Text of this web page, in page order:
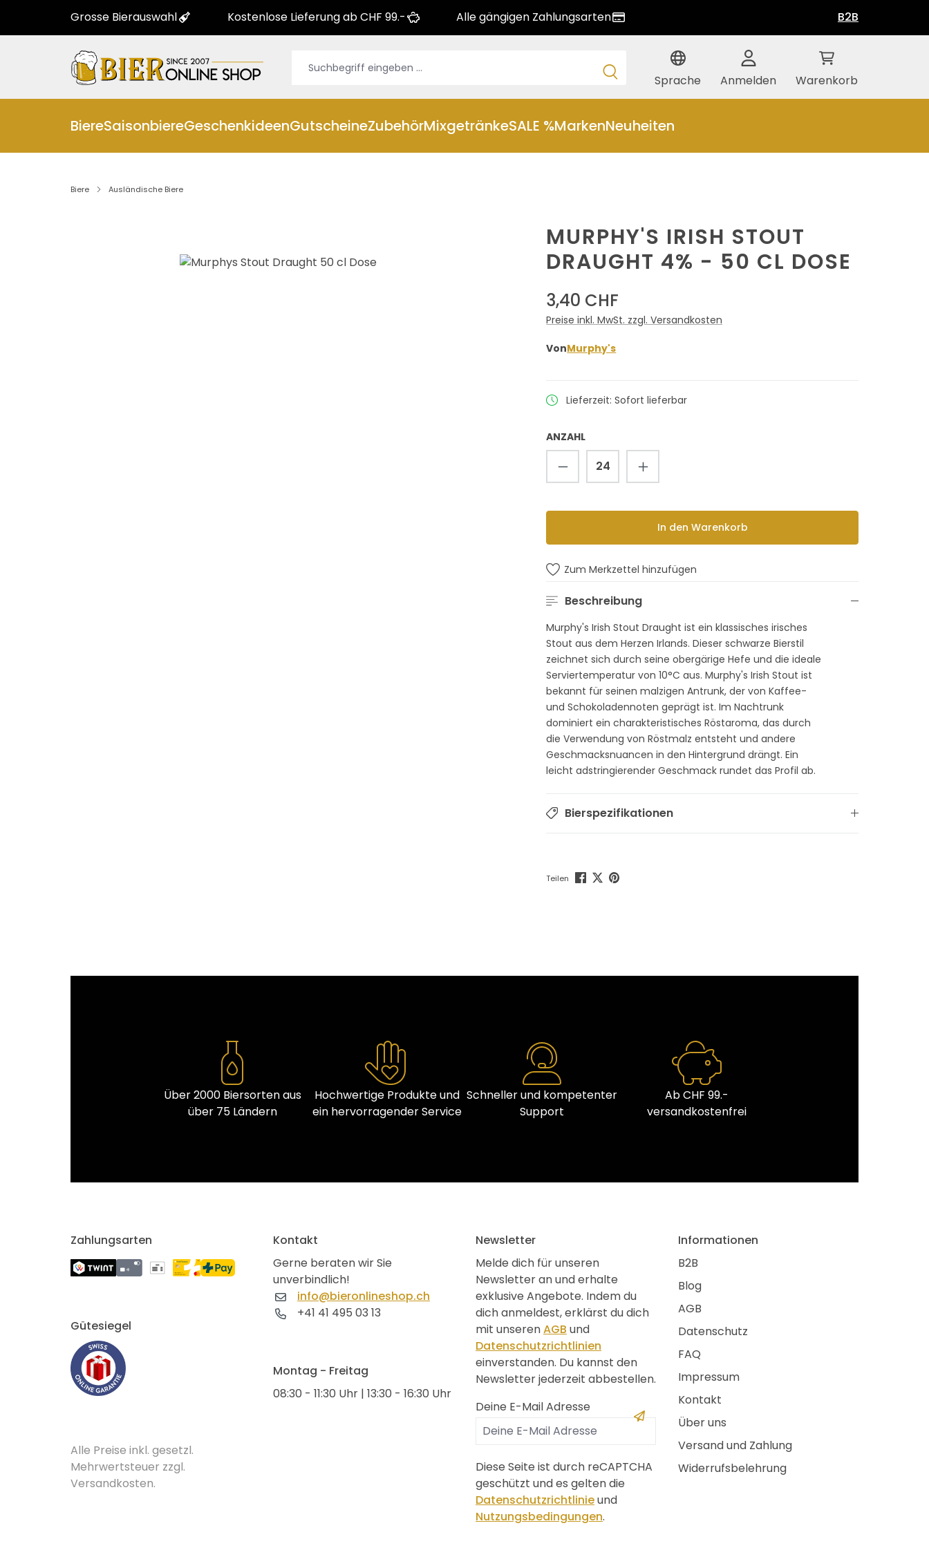
Grosse Bierauswahl Kostenlose Lieferung ab CHF 99.- Alle gängigen Zahlungsarten B2B
Sprache Anmelden Warenkorb
BiereSaisonbiereGeschenkideenGutscheineZubehörMixgetränkeSALE %MarkenNeuheiten
Biere Ausländische Biere
MURPHY'S IRISH STOUT
DRAUGHT 4% - 50 CL DOSE
3,40 CHF
Preise inkl. MwSt. zzgl. Versandkosten
VonMurphy's
Lieferzeit: Sofort lieferbar
ANZAHL
Produkt Anzahl: Gib den gewünschten Wert
In den Warenkorb
Zum Merkzettel hinzufügen
Beschreibung
Murphy's Irish Stout Draught ist ein klassisches irisches
Stout aus dem Herzen Irlands. Dieser schwarze Bierstil
zeichnet sich durch seine obergärige Hefe und die ideale
Serviertemperatur von 10°C aus. Murphy's Irish Stout ist
bekannt für seinen malzigen Antrunk, der von Kaffee-
und Schokoladennoten geprägt ist. Im Nachtrunk
dominiert ein charakteristisches Röstaroma, das durch
die Verwendung von Röstmalz entsteht und andere
Geschmacksnuancen in den Hintergrund drängt. Ein
leicht adstringierender Geschmack rundet das Profil ab.
Bierspezifikationen
Teilen
Über 2000 Biersorten aus
über 75 Ländern
Hochwertige Produkte und
ein hervorragender Service
Schneller und kompetenter
Support
Ab CHF 99.-
versandkostenfrei
Zahlungsarten
Gütesiegel
Alle Preise inkl. gesetzl.
Mehrwertsteuer zzgl.
Versandkosten.
Kontakt
Gerne beraten wir Sie
unverbindlich!
info@bieronlineshop.ch
+41 41 495 03 13
Montag - Freitag
08:30 - 11:30 Uhr | 13:30 - 16:30 Uhr
Newsletter
Melde dich für unseren
Newsletter an und erhalte
exklusive Angebote. Indem du
dich anmeldest, erklärst du dich
mit unserenAGB und
Datenschutzrichtlinien
einverstanden. Du kannst den
Newsletter jederzeit abbestellen.
Deine E-Mail Adresse
Diese Seite ist durch reCAPTCHA
geschützt und es gelten die
Datenschutzrichtlinieund
Nutzungsbedingungen.
Informationen
B2B
Blog
AGB
Datenschutz
FAQ
Impressum
Kontakt
Über uns
Versand und Zahlung
Widerrufsbelehrung